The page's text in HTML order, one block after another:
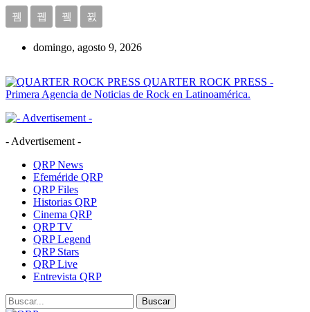
domingo, agosto 9, 2026
QUARTER ROCK PRESS -
Primera Agencia de Noticias de Rock en Latinoamérica.
- Advertisement -
QRP News
Efeméride QRP
QRP Files
Historias QRP
Cinema QRP
QRP TV
QRP Legend
QRP Stars
QRP Live
Entrevista QRP